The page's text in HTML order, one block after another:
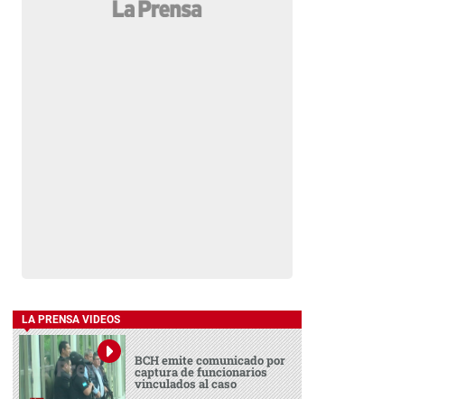
LA PRENSA VIDEOS
BCH emite comunicado por
captura de funcionarios
vinculados al caso